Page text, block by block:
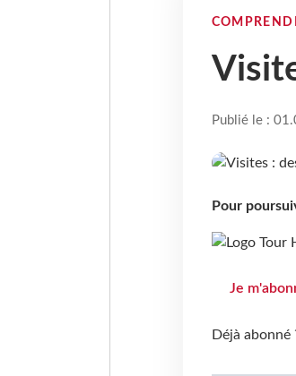
Publié le :
Pour
Je
Déjà abonné